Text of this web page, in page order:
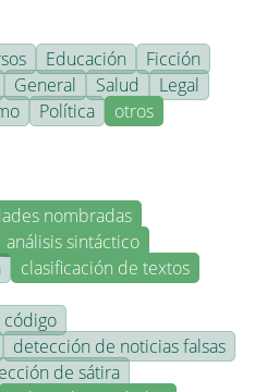
Educación
Ficción
General Salud
Legal
Política otros
nombradas
análisis sintáctico
clasificación de textos
detección de noticias falsas
de sátira